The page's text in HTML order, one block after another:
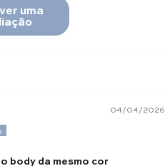
uma
04/04/2026
body da mesmo cor